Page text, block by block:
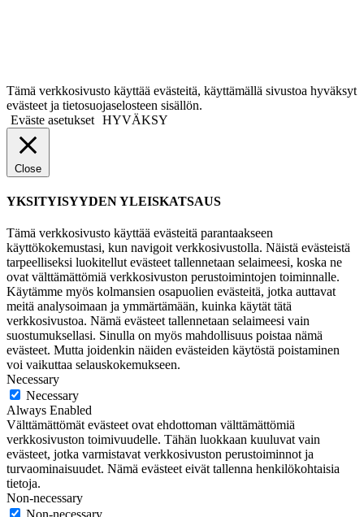
Tämä verkkosivusto käyttää evästeitä, käyttämällä sivustoa hyväksyt
evästeet ja tietosuojaselosteen sisällön.
Eväste asetukset HYVÄKSY
Close
YKSITYISYYDEN YLEISKATSAUS
Tämä verkkosivusto käyttää evästeitä parantaakseen
käyttökokemustasi, kun navigoit verkkosivustolla. Näistä evästeistä
tarpeelliseksi luokitellut evästeet tallennetaan selaimeesi, koska ne
ovat välttämättömiä verkkosivuston perustoimintojen toiminnalle.
Käytämme myös kolmansien osapuolien evästeitä, jotka auttavat
meitä analysoimaan ja ymmärtämään, kuinka käytät tätä
verkkosivustoa. Nämä evästeet tallennetaan selaimeesi vain
suostumuksellasi. Sinulla on myös mahdollisuus poistaa nämä
evästeet. Mutta joidenkin näiden evästeiden käytöstä poistaminen
voi vaikuttaa selauskokemukseen.
Necessary
Necessary
Always Enabled
Välttämättömät evästeet ovat ehdottoman välttämättömiä
verkkosivuston toimivuudelle. Tähän luokkaan kuuluvat vain
evästeet, jotka varmistavat verkkosivuston perustoiminnot ja
turvaominaisuudet. Nämä evästeet eivät tallenna henkilökohtaisia
tietoja.
Non-necessary